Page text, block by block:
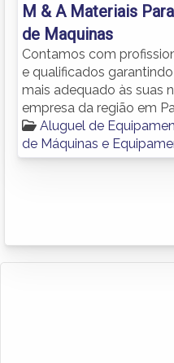
M & A Materiais
de Maquinas
Contamos com
e qualificados
mais adequado às suas
empresa da região em
Aluguel de
de Máquinas e